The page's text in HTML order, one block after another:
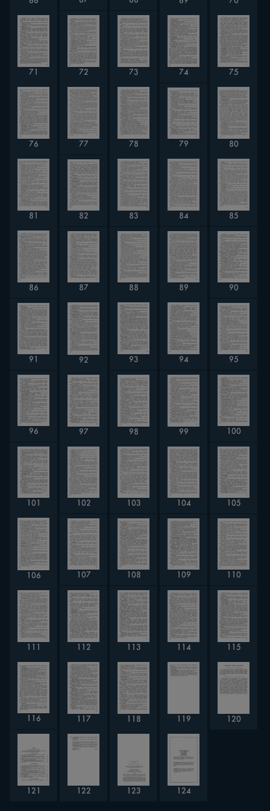
71 72 73 74 75
76 77 78 79 80
81 82 83 84 85
86 87 88 89 90
91 92 93 94 95
96 97 98 99 100
101 102 103 104 105
106 107 108 109 110
111 112 113 114 115
116 117 118 119 120
121 122 123 124